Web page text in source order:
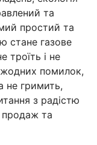
та
простий та
стане газове
троїть і не
помилок,
не гримить,
з радістю
продаж та